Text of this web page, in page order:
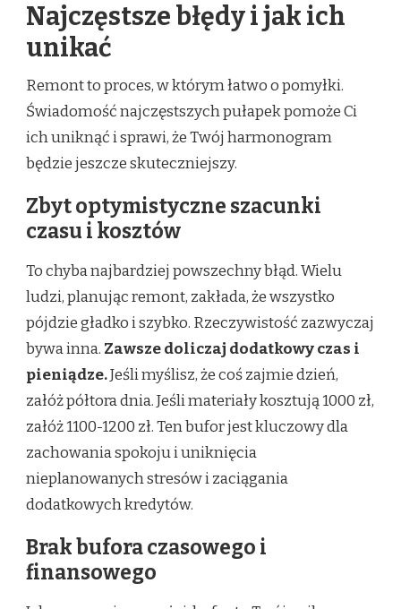
Najczęstsze błędy i jak ich
unikać
Remont to proces, w którym łatwo o pomyłki.
Świadomość najczęstszych pułapek pomoże Ci
ich uniknąć i sprawi, że Twój harmonogram
będzie jeszcze skuteczniejszy.
Zbyt optymistyczne szacunki
czasu i kosztów
To chyba najbardziej powszechny błąd. Wielu
ludzi, planując remont, zakłada, że wszystko
pójdzie gładko i szybko. Rzeczywistość zazwyczaj
bywa inna. Zawsze doliczaj dodatkowy czas i
pieniądze.Jeśli myślisz, że coś zajmie dzień,
załóż półtora dnia. Jeśli materiały kosztują 1000 zł,
załóż 1100-1200 zł. Ten bufor jest kluczowy dla
zachowania spokoju i uniknięcia
nieplanowanych stresów i zaciągania
dodatkowych kredytów.
Brak bufora czasowego i
finansowego